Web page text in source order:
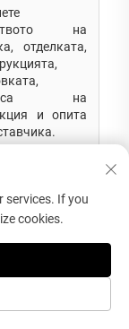
на
отделката,
на
и опита
в
палети и
за
преди
services. If you
cookies.